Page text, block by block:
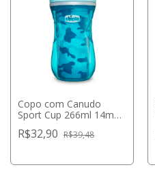
Copo com Canudo
Sport Cup 266ml 14m+
R$32,90 R$39,48